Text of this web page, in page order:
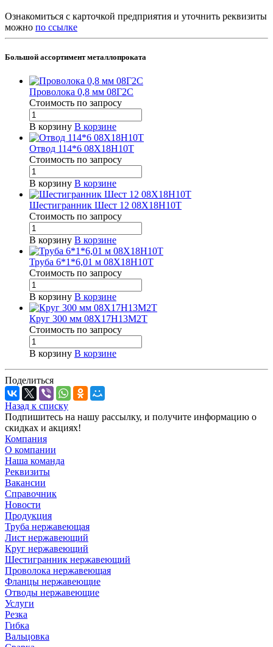
Ознакомиться с карточкой предприятия и уточнить реквизиты
можно по ссылке
Большой ассортимент металлопроката
Проволока 0,8 мм 08Г2С
Стоимость по запросу
В корзину В корзине
Отвод 114*6 08Х18Н10Т
Стоимость по запросу
В корзину В корзине
Шестигранник Шест 12 08Х18Н10Т
Стоимость по запросу
В корзину В корзине
Труба 6*1*6,01 м 08Х18Н10Т
Стоимость по запросу
В корзину В корзине
Круг 300 мм 08Х17Н13М2Т
Стоимость по запросу
В корзину В корзине
Поделиться
Назад к списку
Подпишитесь на нашу рассылку, и получите информацию о
скидках и акциях!
Компания
О компании
Наша команда
Реквизиты
Вакансии
Справочник
Новости
Продукция
Труба нержавеющая
Лист нержавеющий
Круг нержавеющий
Шестигранник нержавеющий
Проволока нержавеющая
Фланцы нержавеющие
Отводы нержавеющие
Услуги
Резка
Гибка
Вальцовка